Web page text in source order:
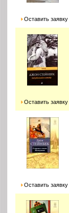
Оставить заявку
Оставить заявку
Оставить заявку